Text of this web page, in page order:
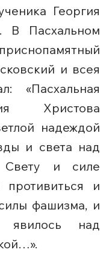
Георгия
Пасхальном
и всея
«Пасхальная
Христова
надеждой
и света над
и силе
и
фашизма, и
явилось над